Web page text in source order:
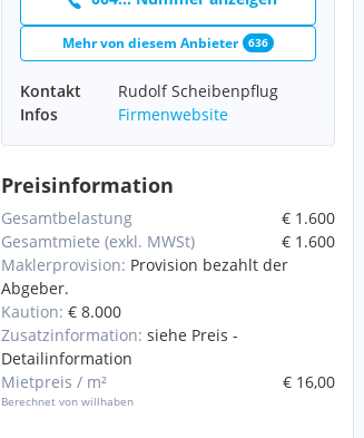
Mehr von diesem Anbieter 636
Kontakt
Rudolf Scheibenpflug
Infos
Firmenwebsite
Preisinformation
Gesamtbelastung
€ 1.600
Gesamtmiete (exkl. MWSt)
€ 1.600
Maklerprovision: Provision bezahlt der
Abgeber.
Kaution: € 8.000
Zusatzinformation: siehe Preis -
Detailinformation
Mietpreis / m²
Berechnet von willhaben
€ 16,00